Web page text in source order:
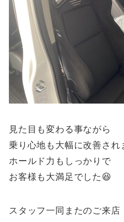
見た目も変わる事ながら
乗り心地も大幅に改善され
ホールド力もしっかりで
お客様も大満足でした😆
スタッフ一同またのご来店